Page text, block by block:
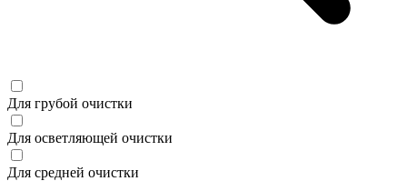
Для грубой очистки
Для осветляющей очистки
Для средней очистки